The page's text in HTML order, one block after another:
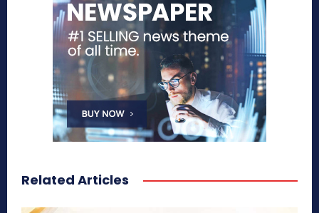
Related Articles